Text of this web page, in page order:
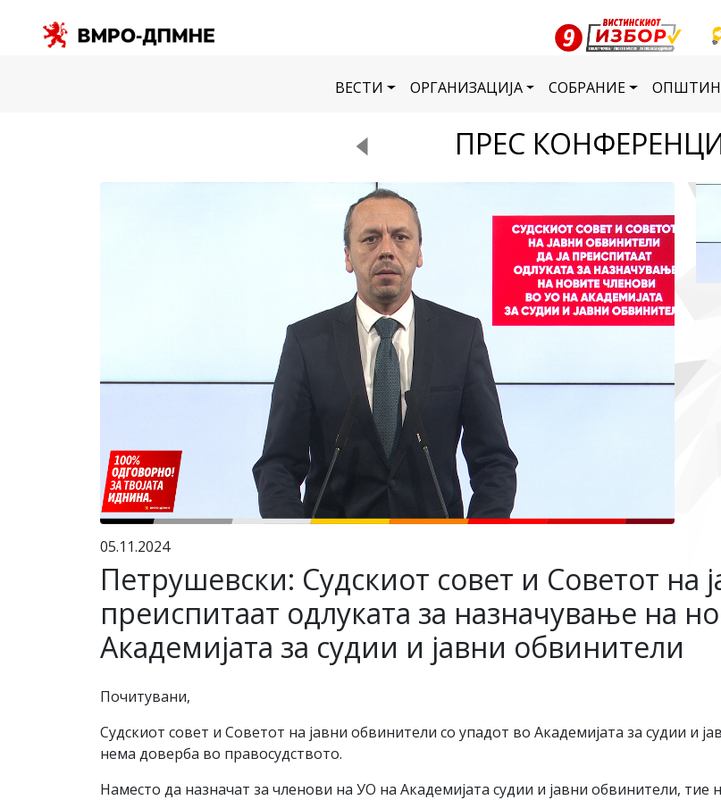
ВЕСТИ ОРГАНИЗАЦИЈА СОБРАНИЕ
ПРЕС
05.11.2024
Петрушевски: Судскиот совет и Советот на
преиспитаат одлуката за назначување на
Академијата за судии и јавни обвинители
Почитувани,
Судскиот совет и Советот на јавни обвинители со упадот во Академијата за судии
нема доверба во правосудството.
Наместо да назначат за членови на УО на Академијата судии и јавни обвинители, тие